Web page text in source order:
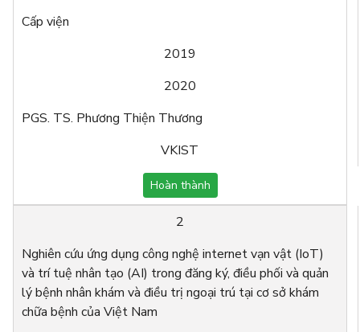
Cấp viện
2019
2020
PGS. TS. Phương Thiện Thương
VKIST
Hoàn thành
2
Nghiên cứu ứng dụng công nghệ internet vạn vật (IoT)
và trí tuệ nhân tạo (AI) trong đăng ký, điều phối và quản
lý bệnh nhân khám và điều trị ngoại trú tại cơ sở khám
chữa bệnh của Việt Nam